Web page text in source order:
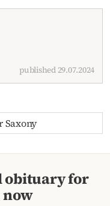
published 29.07.2024
Saxony
obituary for
now